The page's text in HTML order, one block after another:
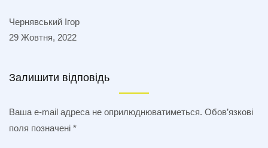
Чернявський Ігор
29 Жовтня, 2022
Залишити відповідь
Ваша e-mail адреса не оприлюднюватиметься. Обов’язкові
поля позначені *